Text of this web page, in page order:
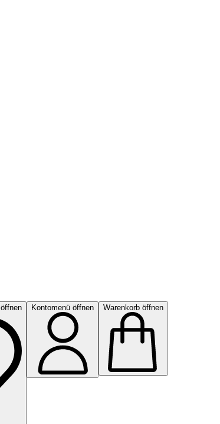
Kontomenü öffnen Warenkorb öffnen